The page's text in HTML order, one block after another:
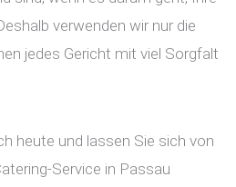
verwenden wir nur die
jedes Gericht mit viel Sorgfalt
heute und lassen Sie sich von
Service in Passau